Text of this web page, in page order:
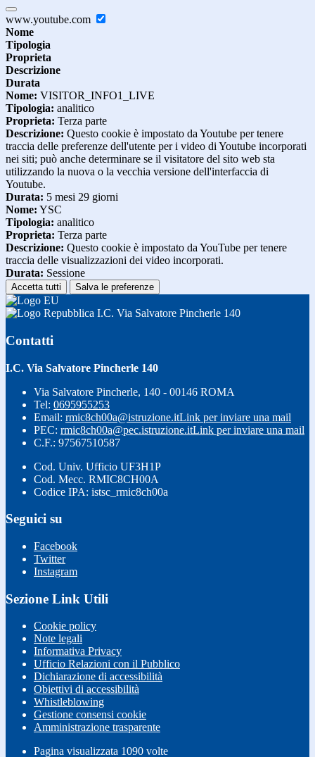
www.youtube.com
Nome
Tipologia
Proprieta
Descrizione
Durata
Nome: VISITOR_INFO1_LIVE
Tipologia: analitico
Proprieta: Terza parte
Descrizione: Questo cookie è impostato da Youtube per tenere
traccia delle preferenze dell'utente per i video di Youtube incorporati
nei siti; può anche determinare se il visitatore del sito web sta
utilizzando la nuova o la vecchia versione dell'interfaccia di
Youtube.
Durata: 5 mesi 29 giorni
Nome: YSC
Tipologia: analitico
Proprieta: Terza parte
Descrizione: Questo cookie è impostato da YouTube per tenere
traccia delle visualizzazioni dei video incorporati.
Durata: Sessione
Accetta tutti Salva le preferenze
I.C. Via Salvatore Pincherle 140
Contatti
I.C. Via Salvatore Pincherle 140
Via Salvatore Pincherle, 140 - 00146 ROMA
Tel: 0695955253
Email: rmic8ch00a@istruzione.itLink per inviare una mail
PEC: rmic8ch00a@pec.istruzione.itLink per inviare una mail
C.F.: 97567510587
Cod. Univ. Ufficio UF3H1P
Cod. Mecc. RMIC8CH00A
Codice IPA: istsc_rmic8ch00a
Seguici su
Facebook
Twitter
Instagram
Sezione Link Utili
Cookie policy
Note legali
Informativa Privacy
Ufficio Relazioni con il Pubblico
Dichiarazione di accessibilità
Obiettivi di accessibilità
Whistleblowing
Gestione consensi cookie
Amministrazione trasparente
Pagina visualizzata 1090 volte